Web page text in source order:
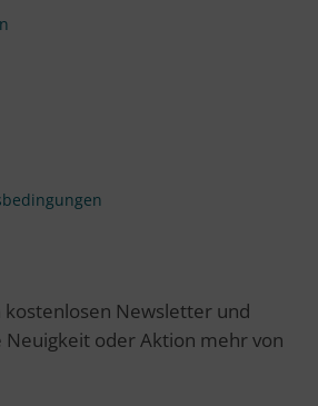
kostenlosen Newsletter und
Neuigkeit oder Aktion mehr von